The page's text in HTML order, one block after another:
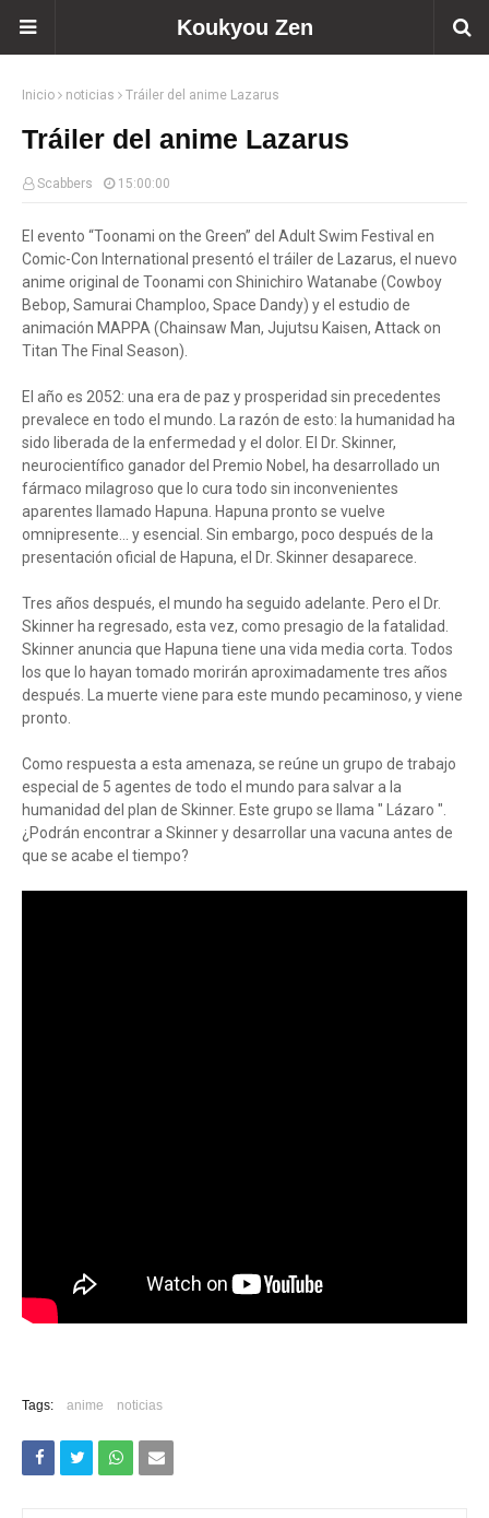
Koukyou Zen
Inicio noticias Tráiler del anime Lazarus
Tráiler del anime Lazarus
Scabbers 15:00:00
El evento “Toonami on the Green” del Adult Swim Festival en
Comic-Con International presentó el tráiler de Lazarus, el nuevo
anime original de Toonami con Shinichiro Watanabe (Cowboy
Bebop, Samurai Champloo, Space Dandy) y el estudio de
animación MAPPA (Chainsaw Man, Jujutsu Kaisen, Attack on
Titan The Final Season).
El año es 2052: una era de paz y prosperidad sin precedentes
prevalece en todo el mundo. La razón de esto: la humanidad ha
sido liberada de la enfermedad y el dolor. El Dr. Skinner,
neurocientífico ganador del Premio Nobel, ha desarrollado un
fármaco milagroso que lo cura todo sin inconvenientes
aparentes llamado Hapuna. Hapuna pronto se vuelve
omnipresente... y esencial. Sin embargo, poco después de la
presentación oficial de Hapuna, el Dr. Skinner desaparece.
Tres años después, el mundo ha seguido adelante. Pero el Dr.
Skinner ha regresado, esta vez, como presagio de la fatalidad.
Skinner anuncia que Hapuna tiene una vida media corta. Todos
los que lo hayan tomado morirán aproximadamente tres años
después. La muerte viene para este mundo pecaminoso, y viene
pronto.
Como respuesta a esta amenaza, se reúne un grupo de trabajo
especial de 5 agentes de todo el mundo para salvar a la
humanidad del plan de Skinner. Este grupo se llama " Lázaro ".
¿Podrán encontrar a Skinner y desarrollar una vacuna antes de
que se acabe el tiempo?
Tags: anime noticias